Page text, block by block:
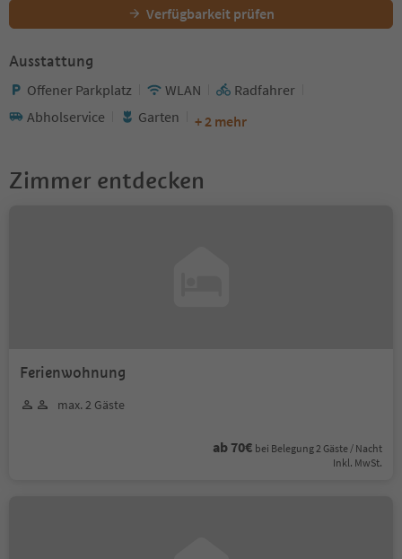
Verfügbarkeit prüfen
Ausstattung
Offener Parkplatz WLAN
Radfahrer
Abholservice
Garten + 2 mehr
Zimmer entdecken
Ferienwohnung
max. 2 Gäste
ab 70€ bei Belegung 2 Gäste / Nacht
Inkl. MwSt.